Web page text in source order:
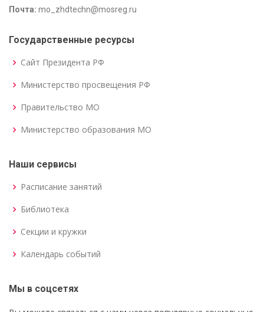
Почта: mo_zhdtechn@mosreg.ru
Государственные ресурсы
Сайт Президента РФ
Министерство просвещения РФ
Правительство МО
Министерство образования МО
Наши сервисы
Расписание занятий
Библиотека
Секции и кружки
Календарь событий
Мы в соцсетях